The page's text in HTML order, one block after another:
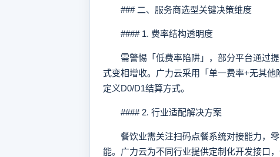
### 二、服务商选型关键决策维度
#### 1. 费率结构透明度
需警惕「低费率陷阱」，部分平台通过提
式变相增收。广力云采用「单一费率+无其
定义D0/D1结算方式。
#### 2. 行业适配解决方案
餐饮业需关注扫码点餐系统对接能力，零
能。广力云为不同行业提供定制化开发接口